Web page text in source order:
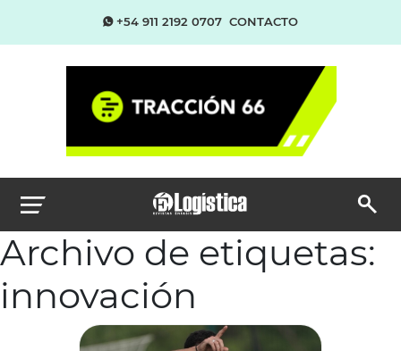
+54 911 2192 0707 CONTACTO
Archivo de etiquetas:
innovación